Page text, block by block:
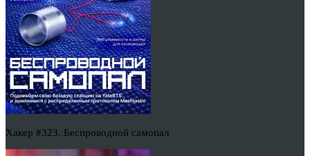
Хакер #323. Беспроводной самопал